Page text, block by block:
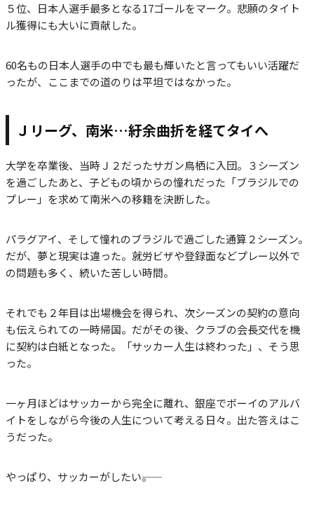
５位、日本人選手最多となる17ゴールをマーク。悲願のタイト
ル獲得にも大いに貢献した。
60名もの日本人選手の中でも最も輝いたと言ってもいい活躍だ
ったが、ここまでの道のりは平坦ではなかった。
Ｊリーグ、南米…紆余曲折を経てタイへ
大学を卒業後、当時Ｊ２だったサガン鳥栖に入団。３シーズン
を過ごしたあと、子どもの頃からの憧れだった「ブラジルでの
プレー」を求めて南米への移籍を決断した。
パラグアイ、そして憧れのブラジルで過ごした通算２シーズン。
だが、夢と現実は違った。就労ビザや登録面などプレー以外で
の問題も多く、続いた苦しい時間。
それでも２年目は出場機会を得られ、次シーズンの契約の意向
も伝えられての一時帰国。だがその後、クラブの会長交代を機
に契約は白紙となった。「サッカー人生は終わった」、そう思
った。
一ヶ月ほどはサッカーから完全に離れ、銀座でボーイのアルバ
イトをしながら今後の人生について考える日々。出た答えはこ
うだった。
やっぱり、サッカーがしたい――。